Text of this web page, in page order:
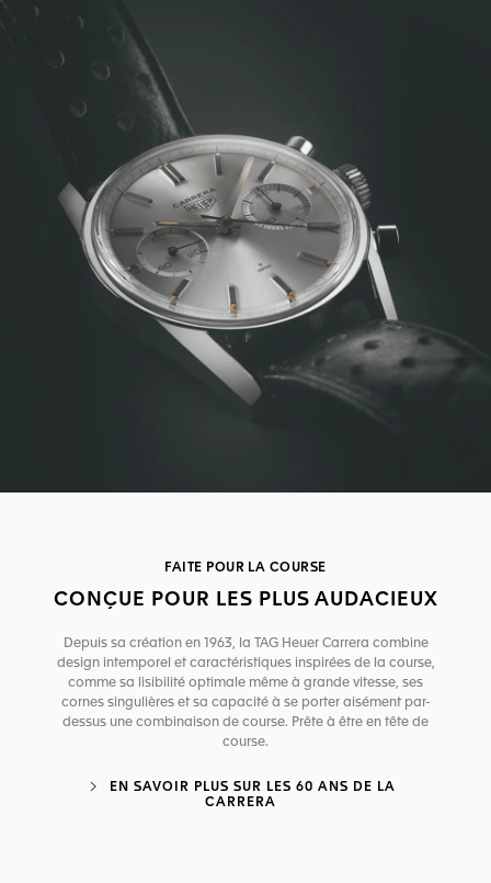
FAITE POUR LA COURSE
CONÇUE POUR LES PLUS AUDACIEUX
Depuis sa création en 1963, la TAG Heuer Carrera combine
design intemporel et caractéristiques inspirées de la course,
comme sa lisibilité optimale même à grande vitesse, ses
cornes singulières et sa capacité à se porter aisément par-
dessus une combinaison de course. Prête à être en tête de
course.
EN SAVOIR PLUS SUR LES 60 ANS DE LA
CARRERA